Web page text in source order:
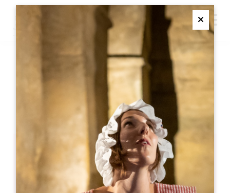
SÉMINAIRES - SUITES &
SPA
SAINT EMILION
Séminaires - Suites & Spa
SAINT EMILION